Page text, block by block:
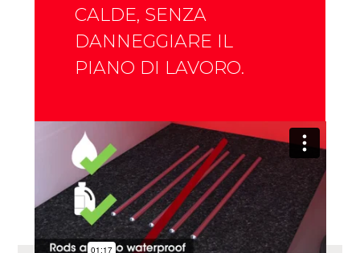
CALDE, SENZA
DANNEGGIARE IL
PIANO DI LAVORO.